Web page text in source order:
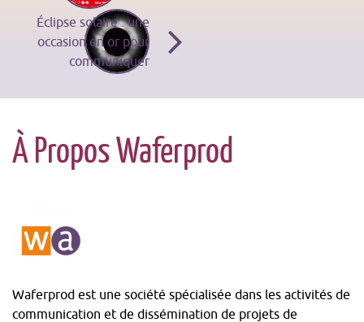
des
articles
la
Éclipse solaire : une
occasion en or pour
communiquer
À Propos Waferprod
Waferprod est une société spécialisée dans les activités de
communication et de dissémination de projets de